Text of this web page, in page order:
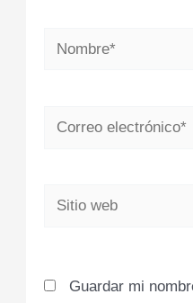
Nombre*
Correo
Sitio
Guardar mi